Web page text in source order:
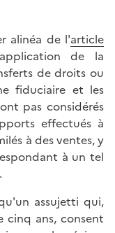
alinéa de l'article
de la
de droits ou
fiduciaire et les
pas considérés
effectués à
à des ventes, y
à un tel
assujetti qui,
cinq ans, consent